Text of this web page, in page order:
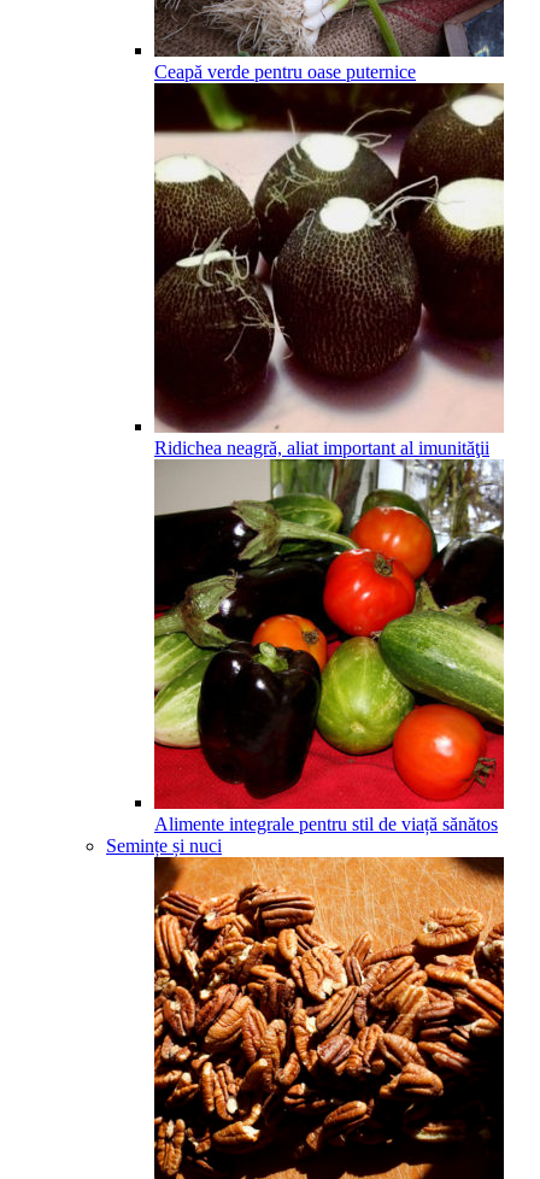
Ceapă verde pentru oase puternice
Ridichea neagră, aliat important al imunităţii
Alimente integrale pentru stil de viață sănătos
Semințe și nuci